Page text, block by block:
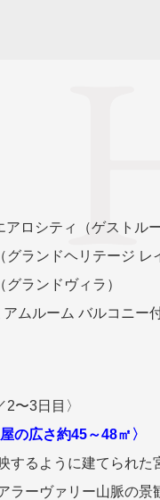
ロシティ（ゲストル
ランドヘリテージ レ
ランドヴィラ）
ムルーム バルコニー付
〜3日目〉
の広さ約45～48㎡〉
するように建てられ
ーヴァリー山脈の景